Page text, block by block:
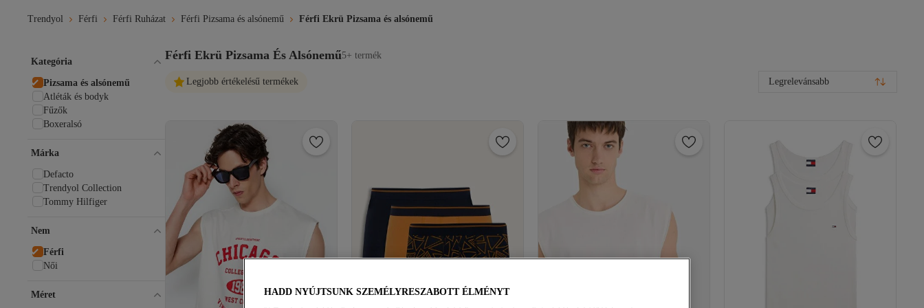
Trendyol Férfi Férfi Ruházat Férfi Pizsama és alsónemű Férfi Ekrü Pizsama és alsónemű
Férfi Ekrü Pizsama És Alsónemű5+ termék
Legjobb értékelésű termékek Legrelevánsabb
Kategória
Pizsama és alsónemű
Atléták és bodyk
Fűzők
Boxeralsó
Márka
Defacto
Trendyol Collection
Tommy Hilfiger
Nem
Férfi
Női
Méret HADD NYÚJTSUNK SZEMÉLYRESZABOTT ÉLMÉNYT